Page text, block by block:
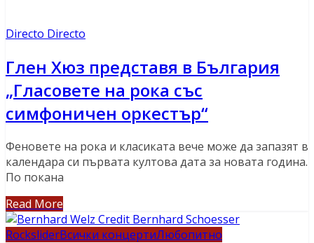
Directo Directo
Глен Хюз представя в България
„Гласовете на рока със
симфоничен оркестър“
Феновете на рока и класиката вече може да запазят в
календара си първата култова дата за новата година.
По покана
Read More
RocksliderВсички концертиЛюбопитно